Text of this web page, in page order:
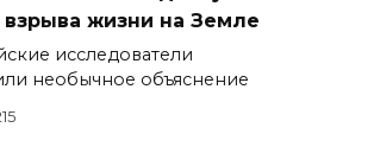
взрыва жизни на Земле
исследователи
необычное объяснение